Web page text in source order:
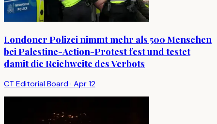
Londoner Polizei nimmt mehr als 500 Menschen
bei Palestine-Action-Protest fest und testet
damit die Reichweite des Verbots
CT Editorial Board· Apr 12